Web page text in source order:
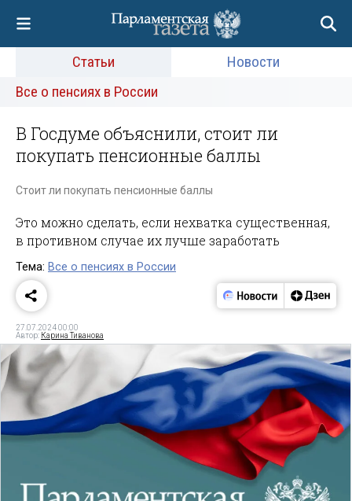
Статьи
Новости
Все о пенсиях в России
В Госдуме объяснили, стоит ли
покупать пенсионные баллы
Стоит ли покупать пенсионные баллы
Это можно сделать, если нехватка существенная,
в противном случае их лучше заработать
Тема: Все о пенсиях в России
27.07.2024 00:00
Автор: Карина Тиванова